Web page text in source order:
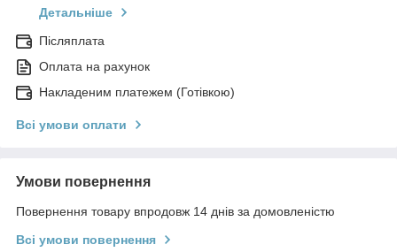
Детальніше
Післяплата
Оплата на рахунок
Накладеним платежем (Готівкою)
Всі умови оплати
Умови повернення
Повернення товару впродовж 14 днів за домовленістю
Всі умови повернення